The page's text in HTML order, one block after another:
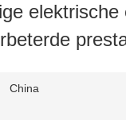
elektrische
China